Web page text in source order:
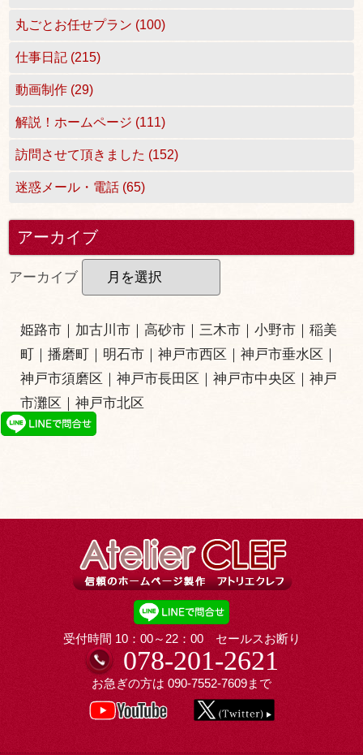
丸ごとお任せプラン (100)
仕事日記 (215)
動画制作 (29)
解説！ホームページ (111)
訪問させて頂きました (152)
迷惑メール・電話 (65)
アーカイブ
アーカイブ
姫路市 ｜ 加古川市 ｜高砂市 ｜ 三木市 ｜小野市｜稲美
町 ｜播磨町 ｜ 明石市 ｜神戸市西区 ｜神戸市垂水区 ｜
神戸市須磨区 ｜神戸市長田区 ｜神戸市中央区 ｜神戸
市灘区 ｜神戸市北区
受付時間 10：00～22：00 セールスお断り
078-201-2621
お急ぎの方は 090-7552-7609まで